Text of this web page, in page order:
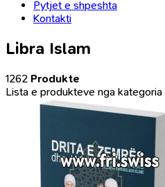
Pytjet e shpeshta
Kontakti
Libra Islam
1262 Produkte
Lista e produkteve nga kategoria